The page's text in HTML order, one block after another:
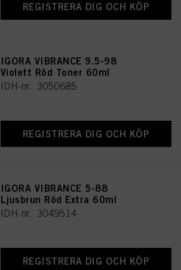
REGISTRERA DIG OCH KÖP
IGORA VIBRANCE 9.5-98
Violett Röd Toner 60ml
IDH-nr. 3050685
REGISTRERA DIG OCH KÖP
IGORA VIBRANCE 5-88
Ljusbrun Röd Extra 60ml
IDH-nr. 3049514
REGISTRERA DIG OCH KÖP